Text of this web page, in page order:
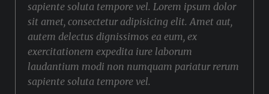
sapiente soluta tempore vel. Lorem ipsum dolor
sit amet, consectetur adipisicing elit. Amet aut,
autem delectus dignissimos ea eum, ex
exercitationem expedita iure laborum
laudantium modi non numquam pariatur rerum
sapiente soluta tempore vel.